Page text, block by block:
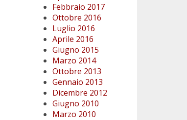
Febbraio 2017
Ottobre 2016
Luglio 2016
Aprile 2016
Giugno 2015
Marzo 2014
Ottobre 2013
Gennaio 2013
Dicembre 2012
Giugno 2010
Marzo 2010